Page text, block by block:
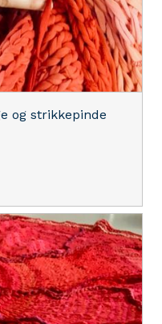
og strikkepinde